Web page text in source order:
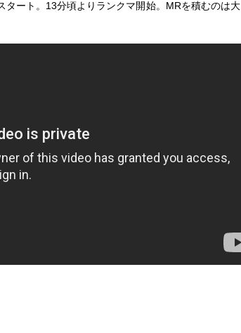
ート。13分頃よりランクマ開始。MRを積むのは大